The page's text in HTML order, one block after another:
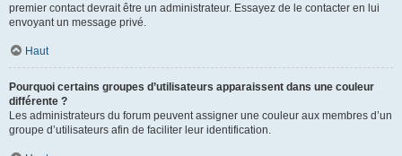
premier contact devrait être un administrateur. Essayez de le contacter en lui
envoyant un message privé.
Haut
Pourquoi certains groupes d’utilisateurs apparaissent dans une couleur
différente ?
Les administrateurs du forum peuvent assigner une couleur aux membres d’un
groupe d’utilisateurs afin de faciliter leur identification.